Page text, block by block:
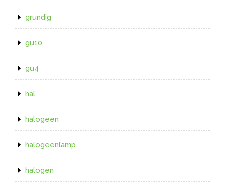
grundig
gu10
gu4
hal
halogeen
halogeenlamp
halogen